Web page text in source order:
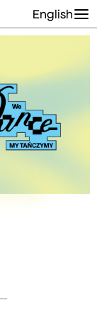
English